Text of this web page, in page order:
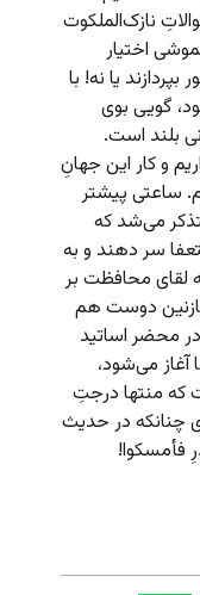
نازک‌الملکوت
اختیار
یا نه! با
گویی بوی
بلند است.
و کار این جهانِ
ساعتی پیشتر
می‌شد که
سر دهند و به
محافظت بر
دوست هم
محضر اساتید
می‌شود،
که منتها درجتِ
چنانکه در حدیث
فأمسکوا!